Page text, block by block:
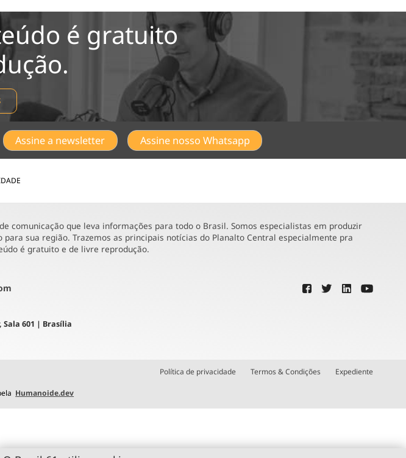
é gratuito
Assine a newsletter Assine nosso Whatsapp
comunicação que leva informações para todo o Brasil. Somos especialistas em produzir
para sua região. Trazemos as principais notícias do Planalto Central especialmente pra
é gratuito e de livre reprodução.
Sala 601 | Brasília
Política de privacidade Termos & Condições Expediente
Humanoide.dev